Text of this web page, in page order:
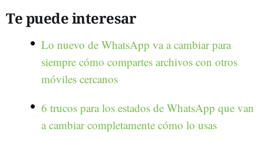
Te puede interesar
Lo nuevo de WhatsApp va a cambiar para
siempre cómo compartes archivos con otros
móviles cercanos
6 trucos para los estados de WhatsApp que van
a cambiar completamente cómo lo usas